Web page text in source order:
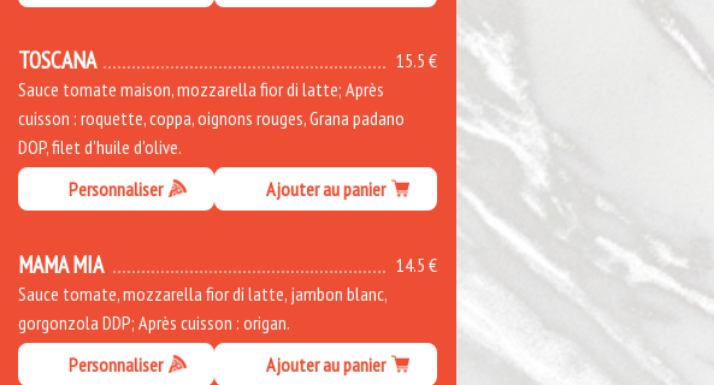
15.5 €
TOSCANA
Sauce tomate maison, mozzarella fior di latte; Après
cuisson : roquette, coppa, oignons rouges, Grana padano
DOP, filet d'huile d'olive.
Personnaliser
Ajouter au panier
14.5 €
MAMA MIA
Sauce tomate, mozzarella fior di latte, jambon blanc,
gorgonzola DDP; Après cuisson : origan.
Personnaliser
Ajouter au panier